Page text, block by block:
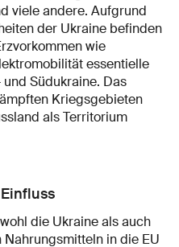
viele andere. Aufgrund
der Ukraine befinden
wie
essentielle
Südukraine. Das
Kriegsgebieten
als Territorium
die Ukraine als auch
in die EU